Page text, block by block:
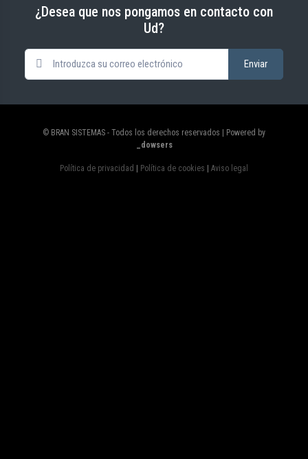
¿Desea que nos pongamos en contacto con
Ud?
© BRAN SISTEMAS - Todos los derechos reservados | Powered by
_dowsers
Política de privacidad | Política de cookies | Aviso legal